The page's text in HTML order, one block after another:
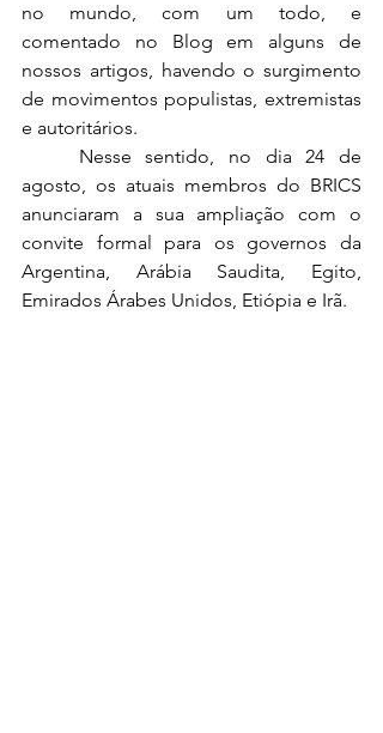
no mundo, com um todo, e
comentado no Blog em alguns de
nossos artigos, havendo o surgimento
de movimentos populistas, extremistas
e autoritários.
agosto, os atuais membros do BRICS
anunciaram a sua ampliação com o
convite formal para os governos da
Argentina, Arábia Saudita, Egito,
Emirados Árabes Unidos, Etiópia e Irã.